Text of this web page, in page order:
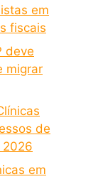
em
fiscais
deve
migrar
de
2026
em